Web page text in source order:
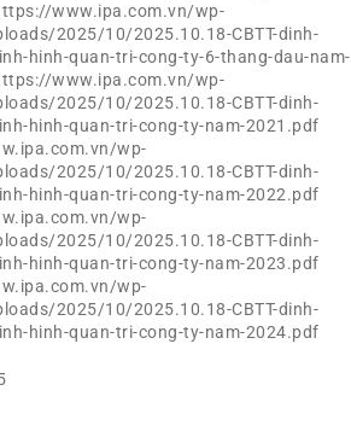
www.ipa.com.vn/wp-
2025/10/2025.10.18-CBTT-dinh-
hinh-quan-tri-cong-ty-6-thang-dau-nam-
www.ipa.com.vn/wp-
2025/10/2025.10.18-CBTT-dinh-
hinh-quan-tri-cong-ty-nam-2021.pdf
wp-
2025/10/2025.10.18-CBTT-dinh-
hinh-quan-tri-cong-ty-nam-2022.pdf
wp-
2025/10/2025.10.18-CBTT-dinh-
hinh-quan-tri-cong-ty-nam-2023.pdf
wp-
2025/10/2025.10.18-CBTT-dinh-
hinh-quan-tri-cong-ty-nam-2024.pdf